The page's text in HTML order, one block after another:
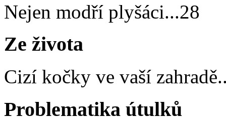
Nejen modří plyšáci...28
Ze života
Cizí kočky ve vaší zahradě
Problematika útulků